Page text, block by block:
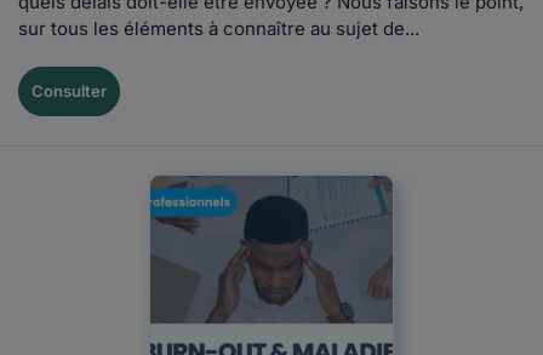
sur tous les éléments à connaître au sujet de...
Consulter